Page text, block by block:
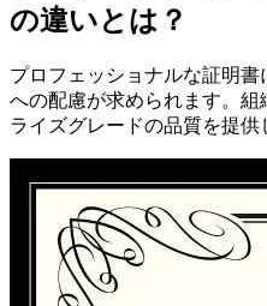
の違いとは？
プロフェッショナルな証明
への配慮が求められます。
ライズグレードの品質を提供